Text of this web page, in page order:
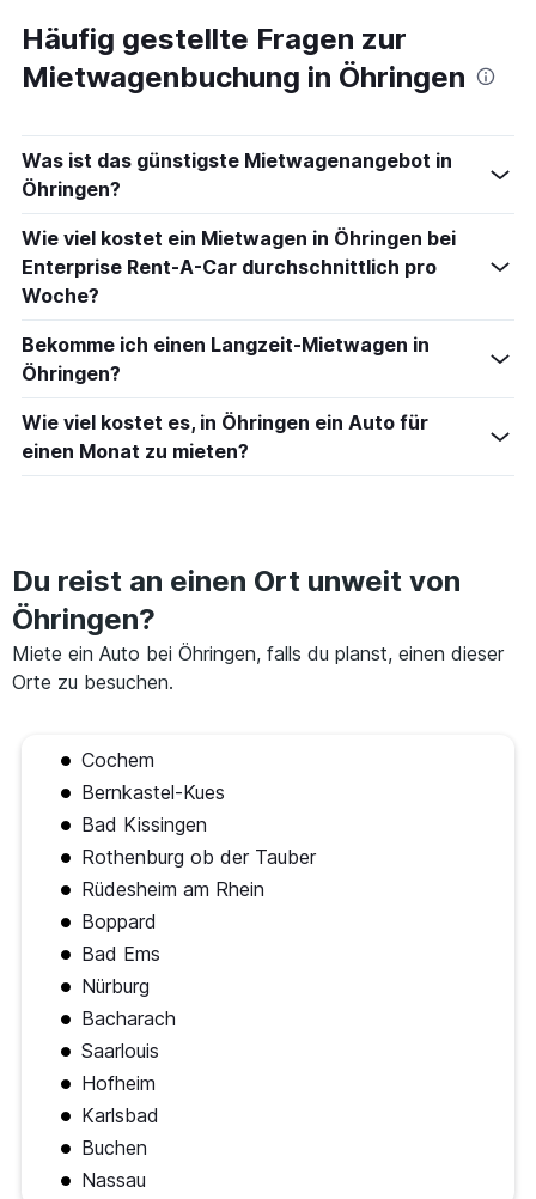
Häufig gestellte Fragen zur
Mietwagenbuchung in Öhringen
Was ist das günstigste Mietwagenangebot in
Öhringen?
Wie viel kostet ein Mietwagen in Öhringen bei
Enterprise Rent-A-Car durchschnittlich pro
Woche?
Bekomme ich einen Langzeit-Mietwagen in
Öhringen?
Wie viel kostet es, in Öhringen ein Auto für
einen Monat zu mieten?
Du reist an einen Ort unweit von
Öhringen?
Miete ein Auto bei Öhringen, falls du planst, einen dieser
Orte zu besuchen.
Cochem
Bernkastel-Kues
Bad Kissingen
Rothenburg ob der Tauber
Rüdesheim am Rhein
Boppard
Bad Ems
Nürburg
Bacharach
Saarlouis
Hofheim
Karlsbad
Buchen
Nassau